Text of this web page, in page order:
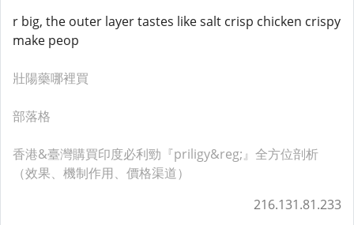
r big, the outer layer tastes like salt crisp chicken crispy
make peop
壯陽藥哪裡買
部落格
香港&臺灣購買印度必利勁『priligy&reg;』全方位剖析
（效果、機制作用、價格渠道）
216.131.81.233